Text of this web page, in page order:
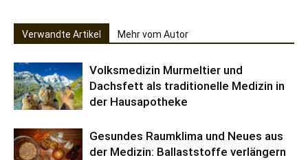
Verwandte Artikel Mehr vom Autor
Volksmedizin Murmeltier und
Dachsfett als traditionelle Medizin in
der Hausapotheke
Gesundes Raumklima und Neues aus
der Medizin: Ballaststoffe verlängern